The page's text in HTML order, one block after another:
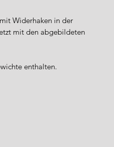
Widerhaken in der
mit den abgebildeten
enthalten.